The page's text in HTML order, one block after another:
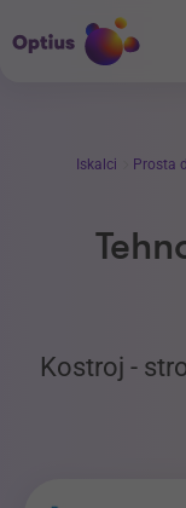
Iskalci Prosta
Kostroj -